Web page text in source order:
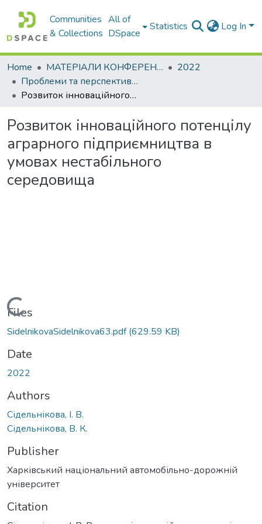
Communities
& Collections
All of
DSpace
Statistics Log In
Home МАТЕРІАЛИ КОНФЕРЕНЦІЙ
2022
Проблеми та перспективи розвитку підприємництва
Розвиток інноваційного потенцілу аграрного підприємництва в умовах нестабільного середовища
Розвиток інноваційного потенцілу
аграрного підприємництва в
умовах нестабільного
середовища
Loading...
Files
SidelnikovaSidelnikova63.pdf(629.59 KB)
Date
2022
Authors
Сідельнікова, І. В.
Сідельнікова, В. К.
Publisher
Харківський національний автомобільно-дорожній
університет
Citation